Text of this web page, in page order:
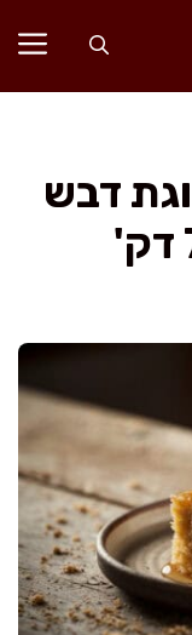
דבש